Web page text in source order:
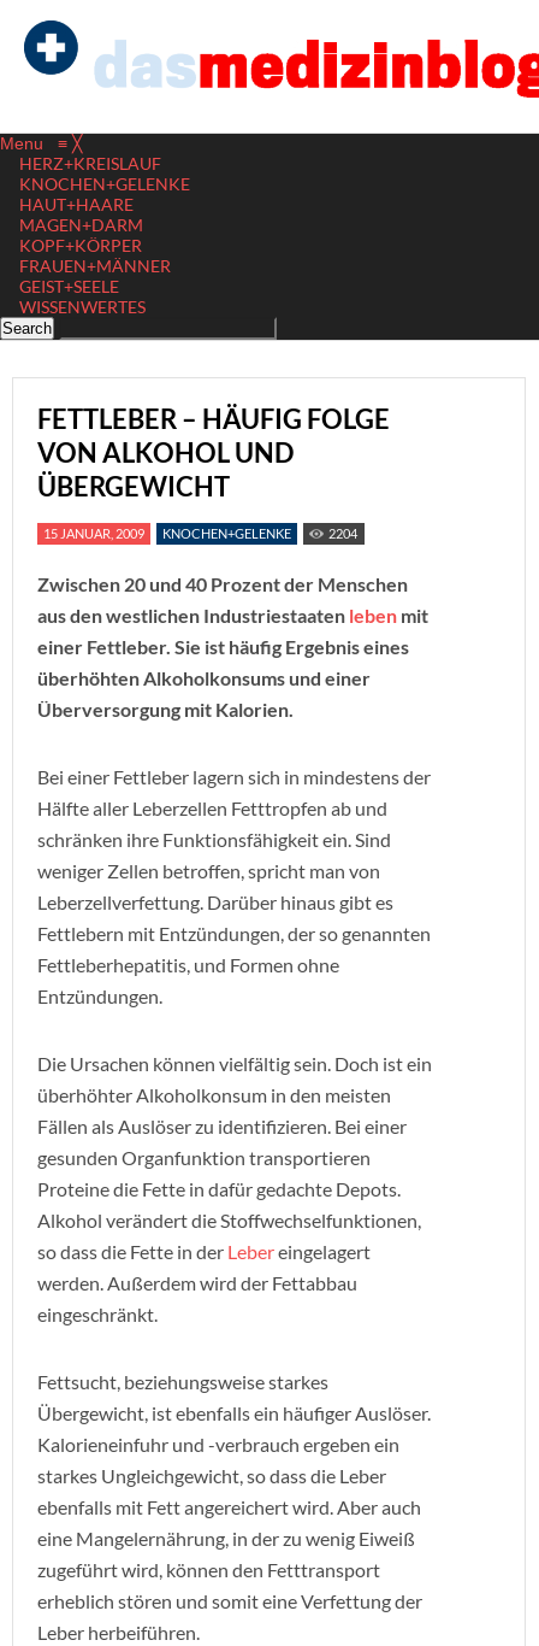
Menu ≡ ╳
HERZ+KREISLAUF
KNOCHEN+GELENKE
HAUT+HAARE
MAGEN+DARM
KOPF+KÖRPER
FRAUEN+MÄNNER
GEIST+SEELE
WISSENWERTES
FETTLEBER – HÄUFIG FOLGE
VON ALKOHOL UND
ÜBERGEWICHT
15 JANUAR, 2009 KNOCHEN+GELENKE 2204
Zwischen 20 und 40 Prozent der Menschen
aus den westlichen Industriestaaten leben mit
einer Fettleber. Sie ist häufig Ergebnis eines
überhöhten Alkoholkonsums und einer
Überversorgung mit Kalorien.
Bei einer Fettleber lagern sich in mindestens der
Hälfte aller Leberzellen Fetttropfen ab und
schränken ihre Funktionsfähigkeit ein. Sind
weniger Zellen betroffen, spricht man von
Leberzellverfettung. Darüber hinaus gibt es
Fettlebern mit Entzündungen, der so genannten
Fettleberhepatitis, und Formen ohne
Entzündungen.
Die Ursachen können vielfältig sein. Doch ist ein
überhöhter Alkoholkonsum in den meisten
Fällen als Auslöser zu identifizieren. Bei einer
gesunden Organfunktion transportieren
Proteine die Fette in dafür gedachte Depots.
Alkohol verändert die Stoffwechselfunktionen,
so dass die Fette in der Lebereingelagert
werden. Außerdem wird der Fettabbau
eingeschränkt.
Fettsucht, beziehungsweise starkes
Übergewicht, ist ebenfalls ein häufiger Auslöser.
Kalorieneinfuhr und -verbrauch ergeben ein
starkes Ungleichgewicht, so dass die Leber
ebenfalls mit Fett angereichert wird. Aber auch
eine Mangelernährung, in der zu wenig Eiweiß
zugeführt wird, können den Fetttransport
erheblich stören und somit eine Verfettung der
Leber herbeiführen.